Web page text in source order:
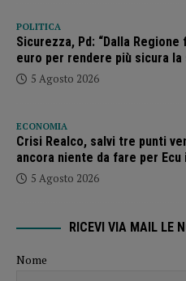
POLITICA
Sicurezza, Pd: “Dalla
euro per rendere più sicura la
5 Agosto 2026
ECONOMIA
Crisi Realco, salvi tre punti
ancora niente da fare per Ecu
5 Agosto 2026
RICEVI VIA MAIL LE
Nome